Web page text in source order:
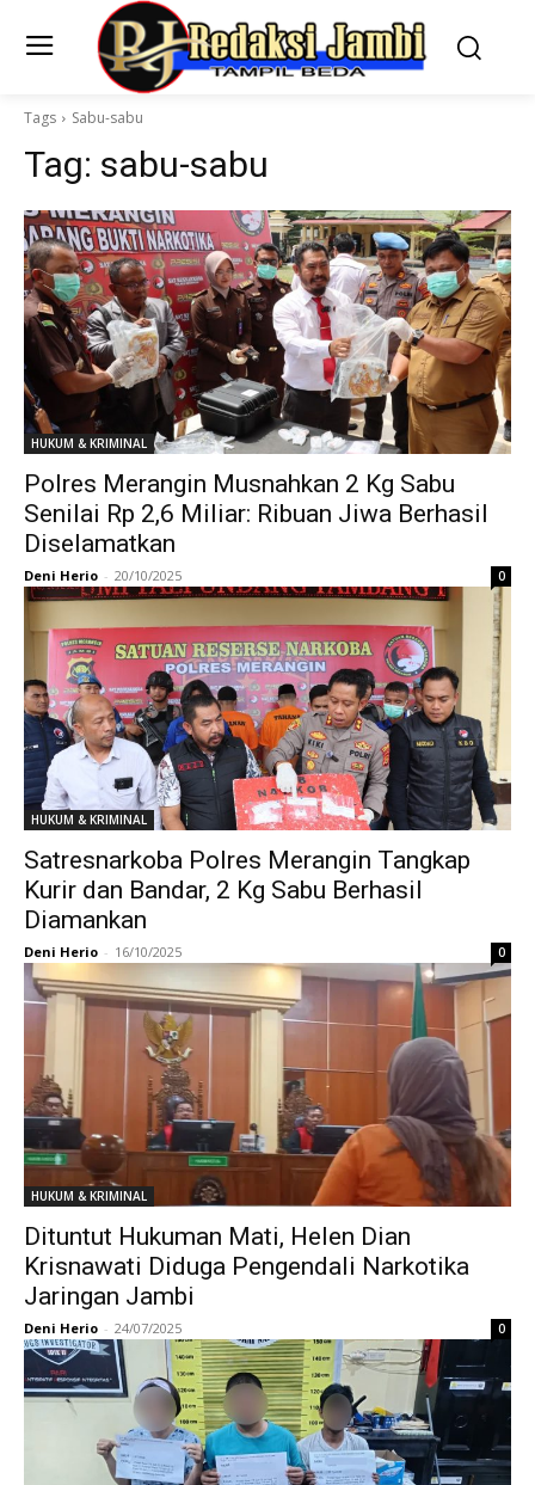
Tags Sabu-sabu
Tag: sabu-sabu
HUKUM & KRIMINAL
Polres Merangin Musnahkan 2 Kg Sabu
Senilai Rp 2,6 Miliar: Ribuan Jiwa Berhasil
Diselamatkan
Deni Herio - 20/10/2025 0
HUKUM & KRIMINAL
Satresnarkoba Polres Merangin Tangkap
Kurir dan Bandar, 2 Kg Sabu Berhasil
Diamankan
Deni Herio - 16/10/2025 0
HUKUM & KRIMINAL
Dituntut Hukuman Mati, Helen Dian
Krisnawati Diduga Pengendali Narkotika
Jaringan Jambi
Deni Herio - 24/07/2025 0